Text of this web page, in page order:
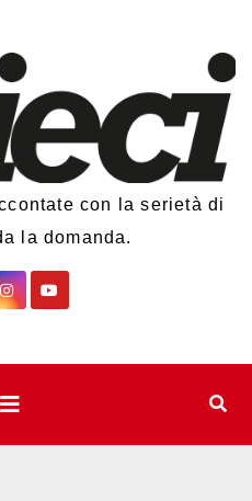
con la serietà di
la domanda.